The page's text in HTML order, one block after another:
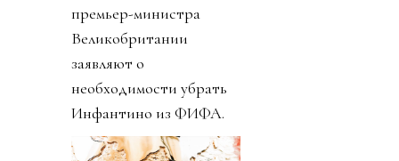
премьер-министра
Великобритании
заявляют о
необходимости убрать
Инфантино из ФИФА.